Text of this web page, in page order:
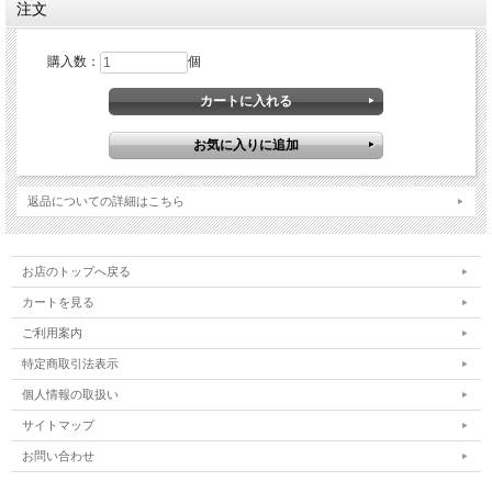
あります。（ショッピングカートでのご注文手続きが完了した時点の金額がご購入
価格となります。）
(いずれも左右2枚セットでの価格設定です。)
注文
購入数： 個
返品についての詳細はこちら
お店のトップへ戻る
カートを見る
ご利用案内
特定商取引法表示
個人情報の取扱い
サイトマップ
お問い合わせ